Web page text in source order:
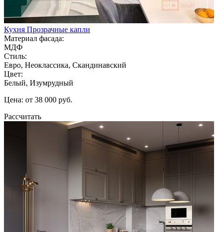
Кухня Прозрачные капли
Материал фасада:
МДФ
Стиль:
Евро, Неоклассика, Скандинавский
Цвет:
Белый, Изумрудный
Цена: от 38 000 руб.
Рассчитать